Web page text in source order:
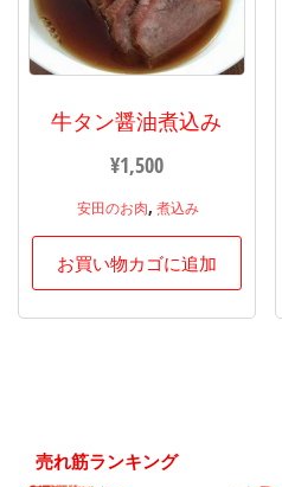
牛タン醤油煮込み
¥1,500
安田のお肉, 煮込み
お買い物カゴに追加
売れ筋ランキング